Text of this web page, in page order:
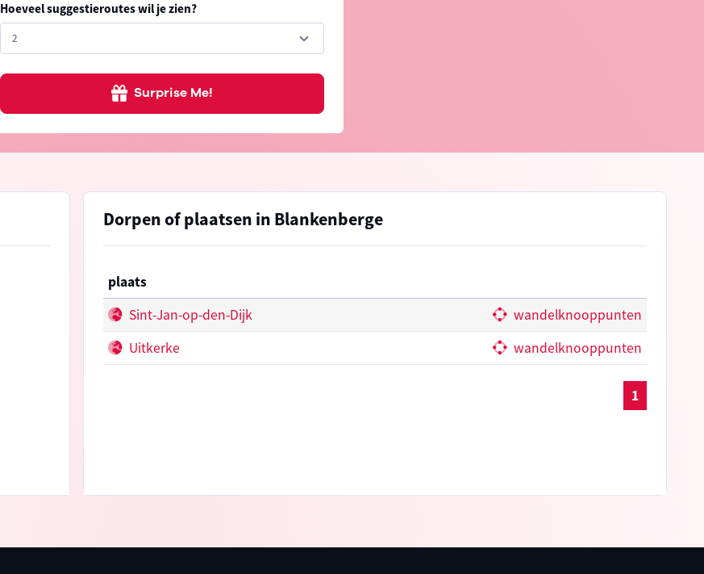
Hoeveel suggestieroutes wil je zien?
Surprise Me!
Dorpen of plaatsen in Blankenberge
plaats
Sint-Jan-op-den-Dijk
wandelknooppunten
Uitkerke
wandelknooppunten
1